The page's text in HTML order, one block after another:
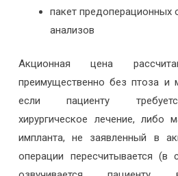
пакет предоперационных
анализов
Акционная цена
преимущественно без птоза и
если пациенту
хирургическое лечение, либо
импланта, не заявленный в
операции пересчитывается (в